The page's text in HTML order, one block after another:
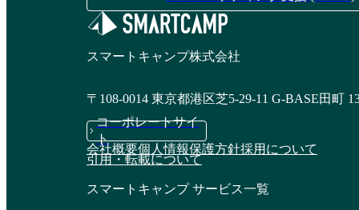
スマートキャンプ株式会社
〒108-0014 東京都港区芝5-29-11 G-BASE田町
コーポレートサイ
ト
会社概要個人情報保護方針採用について
引用・転載について
スマートキャンプ サービス一覧